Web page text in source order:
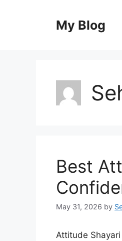
My Blog
Best
May 31, 2026 by
Attitude Shayari